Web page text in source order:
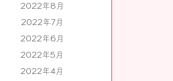
2022年8月
2022年7月
2022年6月
2022年5月
2022年4月